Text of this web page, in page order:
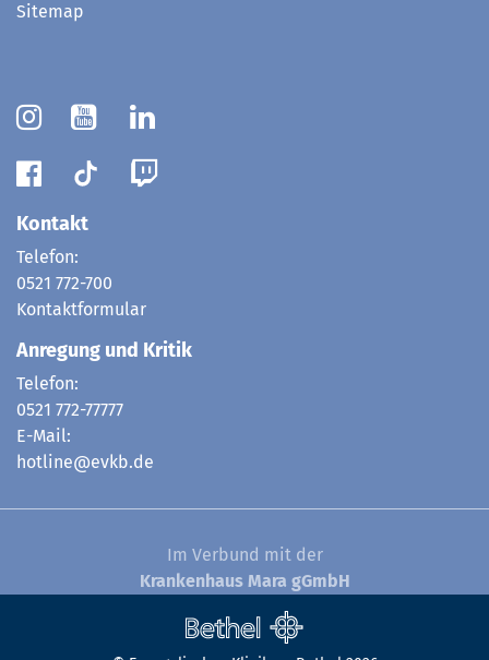
Sitemap
Kontakt
Telefon:
0521 772-700
Kontaktformular
Anregung und Kritik
Telefon:
0521 772-77777
E-Mail:
hotline@evkb.de
Im Verbund mit der
Krankenhaus Mara gGmbH